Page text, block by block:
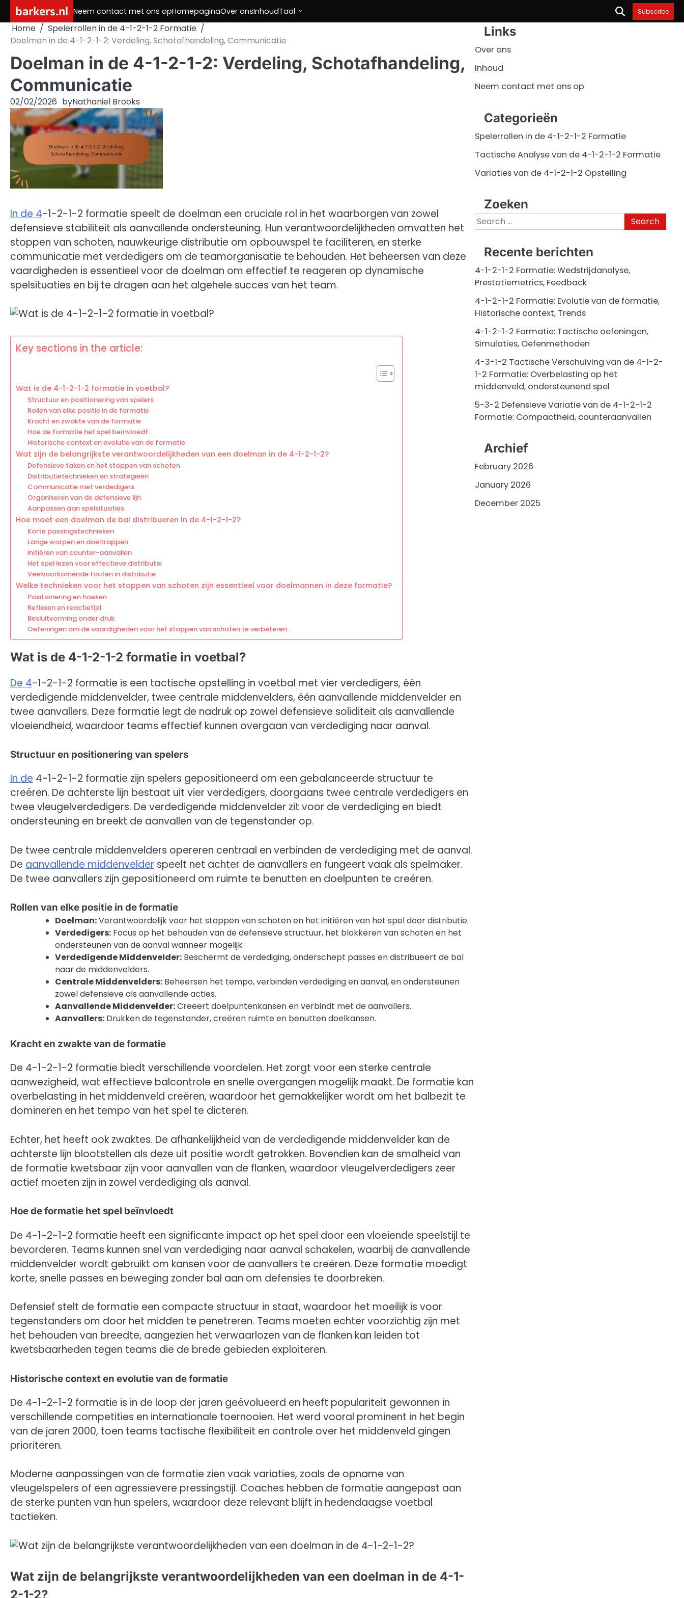
content
barkers.nl Neem contact met ons opHomepaginaOver onsInhoudTaal Subscribe
Home
Spelerrollen in de 4-1-2-1-2 Formatie
Doelman in de 4-1-2-1-2: Verdeling, Schotafhandeling, Communicatie
Doelman in de 4-1-2-1-2: Verdeling, Schotafhandeling,
Communicatie
02/02/2026 byNathaniel Brooks
In de 4-1-2-1-2 formatie speelt de doelman een cruciale rol in het waarborgen van zowel
defensieve stabiliteit als aanvallende ondersteuning. Hun verantwoordelijkheden omvatten het
stoppen van schoten, nauwkeurige distributie om opbouwspel te faciliteren, en sterke
communicatie met verdedigers om de teamorganisatie te behouden. Het beheersen van deze
vaardigheden is essentieel voor de doelman om effectief te reageren op dynamische
spelsituaties en bij te dragen aan het algehele succes van het team.
Key sections in the article:
Wat is de 4-1-2-1-2 formatie in voetbal?
Structuur en positionering van spelers
Rollen van elke positie in de formatie
Kracht en zwakte van de formatie
Hoe de formatie het spel beïnvloedt
Historische context en evolutie van de formatie
Wat zijn de belangrijkste verantwoordelijkheden van een doelman in de 4-1-2-1-2?
Defensieve taken en het stoppen van schoten
Distributietechnieken en strategieën
Communicatie met verdedigers
Organiseren van de defensieve lijn
Aanpassen aan spelsituaties
Hoe moet een doelman de bal distribueren in de 4-1-2-1-2?
Korte passingstechnieken
Lange worpen en doeltrappen
Initiëren van counter-aanvallen
Het spel lezen voor effectieve distributie
Veelvoorkomende fouten in distributie
Welke technieken voor het stoppen van schoten zijn essentieel voor doelmannen in deze formatie?
Positionering en hoeken
Reflexen en reactietijd
Besluitvorming onder druk
Oefeningen om de vaardigheden voor het stoppen van schoten te verbeteren
Wat is de 4-1-2-1-2 formatie in voetbal?
De 4-1-2-1-2 formatie is een tactische opstelling in voetbal met vier verdedigers, één
verdedigende middenvelder, twee centrale middenvelders, één aanvallende middenvelder en
twee aanvallers. Deze formatie legt de nadruk op zowel defensieve soliditeit als aanvallende
vloeiendheid, waardoor teams effectief kunnen overgaan van verdediging naar aanval.
Structuur en positionering van spelers
In de 4-1-2-1-2 formatie zijn spelers gepositioneerd om een gebalanceerde structuur te
creëren. De achterste lijn bestaat uit vier verdedigers, doorgaans twee centrale verdedigers en
twee vleugelverdedigers. De verdedigende middenvelder zit voor de verdediging en biedt
ondersteuning en breekt de aanvallen van de tegenstander op.
De twee centrale middenvelders opereren centraal en verbinden de verdediging met de aanval.
De aanvallende middenvelder speelt net achter de aanvallers en fungeert vaak als spelmaker.
De twee aanvallers zijn gepositioneerd om ruimte te benutten en doelpunten te creëren.
Rollen van elke positie in de formatie
Doelman:Verantwoordelijk voor het stoppen van schoten en het initiëren van het spel door distributie.
Verdedigers: Focus op het behouden van de defensieve structuur, het blokkeren van schoten en het
ondersteunen van de aanval wanneer mogelijk.
Verdedigende Middenvelder: Beschermt de verdediging, onderschept passes en distribueert de bal
naar de middenvelders.
Centrale Middenvelders: Beheersen het tempo, verbinden verdediging en aanval, en ondersteunen
zowel defensieve als aanvallende acties.
Aanvallende Middenvelder:Creëert doelpuntenkansen en verbindt met de aanvallers.
Aanvallers: Drukken de tegenstander, creëren ruimte en benutten doelkansen.
Kracht en zwakte van de formatie
De 4-1-2-1-2 formatie biedt verschillende voordelen. Het zorgt voor een sterke centrale
aanwezigheid, wat effectieve balcontrole en snelle overgangen mogelijk maakt. De formatie kan
overbelasting in het middenveld creëren, waardoor het gemakkelijker wordt om het balbezit te
domineren en het tempo van het spel te dicteren.
Echter, het heeft ook zwaktes. De afhankelijkheid van de verdedigende middenvelder kan de
achterste lijn blootstellen als deze uit positie wordt getrokken. Bovendien kan de smalheid van
de formatie kwetsbaar zijn voor aanvallen van de flanken, waardoor vleugelverdedigers zeer
actief moeten zijn in zowel verdediging als aanval.
Hoe de formatie het spel beïnvloedt
De 4-1-2-1-2 formatie heeft een significante impact op het spel door een vloeiende speelstijl te
bevorderen. Teams kunnen snel van verdediging naar aanval schakelen, waarbij de aanvallende
middenvelder wordt gebruikt om kansen voor de aanvallers te creëren. Deze formatie moedigt
korte, snelle passes en beweging zonder bal aan om defensies te doorbreken.
Defensief stelt de formatie een compacte structuur in staat, waardoor het moeilijk is voor
tegenstanders om door het midden te penetreren. Teams moeten echter voorzichtig zijn met
het behouden van breedte, aangezien het verwaarlozen van de flanken kan leiden tot
kwetsbaarheden tegen teams die de brede gebieden exploiteren.
Historische context en evolutie van de formatie
De 4-1-2-1-2 formatie is in de loop der jaren geëvolueerd en heeft populariteit gewonnen in
verschillende competities en internationale toernooien. Het werd vooral prominent in het begin
van de jaren 2000, toen teams tactische flexibiliteit en controle over het middenveld gingen
prioriteren.
Moderne aanpassingen van de formatie zien vaak variaties, zoals de opname van
vleugelspelers of een agressievere pressingstijl. Coaches hebben de formatie aangepast aan
de sterke punten van hun spelers, waardoor deze relevant blijft in hedendaagse voetbal
tactieken.
Wat zijn de belangrijkste verantwoordelijkheden van een doelman in de 4-1-
2-1-2?
Links
Over ons
Inhoud
Neem contact met ons op
Categorieën
Spelerrollen in de 4-1-2-1-2 Formatie
Tactische Analyse van de 4-1-2-1-2 Formatie
Variaties van de 4-1-2-1-2 Opstelling
Zoeken
Search
for:
Recente berichten
4-1-2-1-2 Formatie: Wedstrijdanalyse,
Prestatiemetrics, Feedback
4-1-2-1-2 Formatie: Evolutie van de formatie,
Historische context, Trends
4-1-2-1-2 Formatie: Tactische oefeningen,
Simulaties, Oefenmethoden
4-3-1-2 Tactische Verschuiving van de 4-1-2-
1-2 Formatie: Overbelasting op het
middenveld, ondersteunend spel
5-3-2 Defensieve Variatie van de 4-1-2-1-2
Formatie: Compactheid, counteraanvallen
Archief
February 2026
January 2026
December 2025